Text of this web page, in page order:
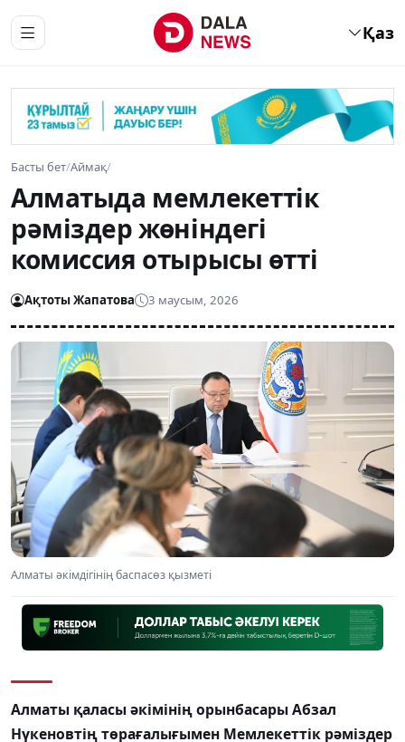
Қаз
Басты бет/Аймақ/
Алматыда мемлекеттік
рәміздер жөніндегі
комиссия отырысы өтті
Ақтоты Жапатова 3 маусым, 2026
Алматы әкімдігінің баспасөз қызметі
Алматы қаласы әкімінің орынбасары Абзал
Нүкеновтің төрағалығымен Мемлекеттік рәміздер